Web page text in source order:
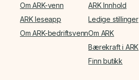
Om ARK-venn
ARK leseapp
Om ARK-bedriftsvenn
ARK Innhold
Ledige stillinger
Om ARK
Bærekraft i ARK
Finn butikk